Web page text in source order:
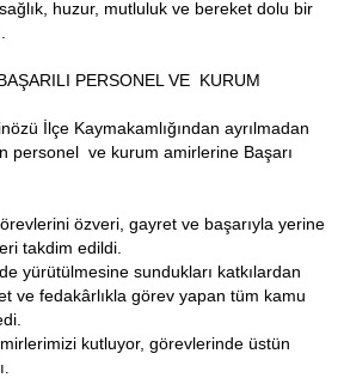
huzur, mutluluk ve bereket dolu bir
PERSONEL VE KURUM
İlçe Kaymakamlığından ayrılmadan
personel ve kurum amirlerine Başarı
özveri, gayret ve başarıyla yerine
takdim edildi.
yürütülmesine sundukları katkılardan
ve fedakârlıkla görev yapan tüm kamu
kutluyor, görevlerinde üstün